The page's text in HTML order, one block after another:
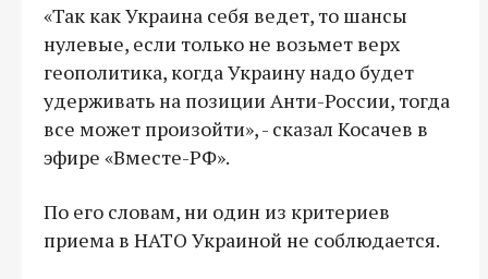
«Так как Украина себя ведет, то шансы
нулевые, если только не возьмет верх
геополитика, когда Украину надо будет
удерживать на позиции Анти-России, тогда
все может произойти», - сказал Косачев в
эфире «Вместе-РФ».
По его словам, ни один из критериев
приема в НАТО Украиной не соблюдается.